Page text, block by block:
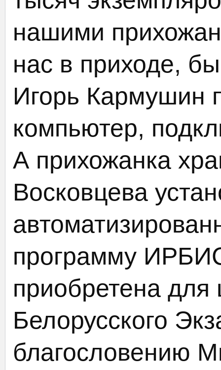
нашими
нас в приходе,
Игорь Кармушин
компьютер,
А прихожанка
Восковцева
программу
приобретена для
Белорусского
благословению